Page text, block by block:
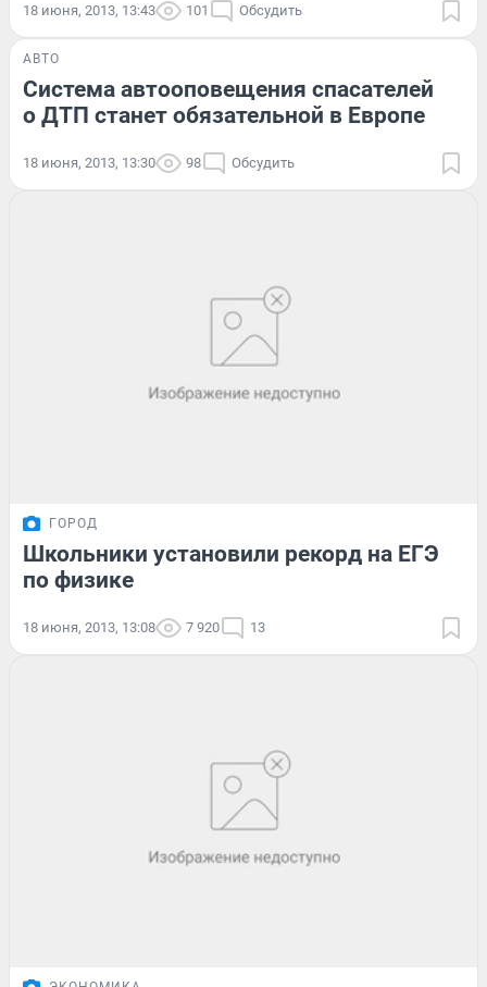
18 июня, 2013, 13:43 101 Обсудить
АВТО
Система автооповещения спасателей
о ДТП станет обязательной в Европе
18 июня, 2013, 13:30 98 Обсудить
ГОРОД
Школьники установили рекорд на ЕГЭ
по физике
18 июня, 2013, 13:08 7 920 13